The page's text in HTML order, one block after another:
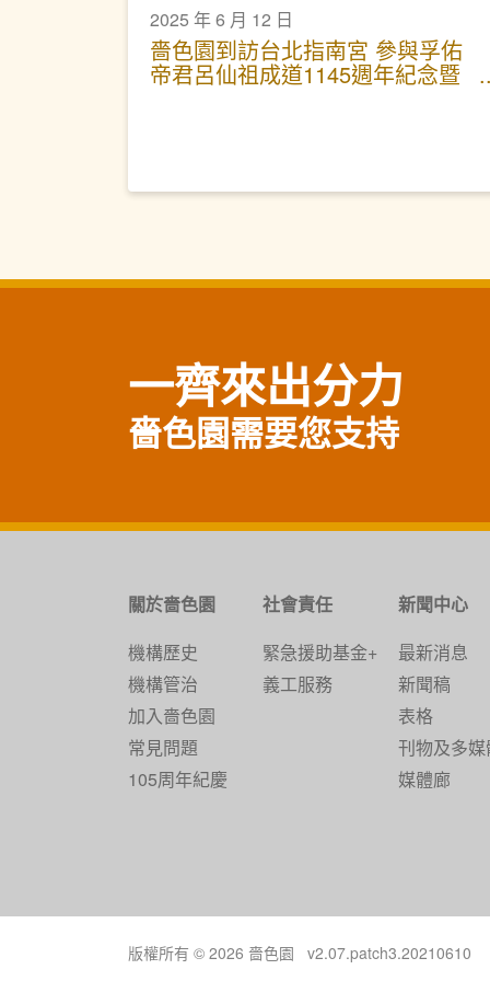
2025 年 6 月 12 日
嗇色園到訪台北指南宮 參與孚佑
帝君呂仙祖成道1145週年紀念暨
一齊來出分力
嗇色園需要您支持
關於嗇色園
機構歷史
機構管治
加入嗇色園
常見問題
105周年紀慶
社會責任
緊急援助基金+
義工服務
新聞中心
最新消息
新聞稿
表格
刊物及多媒
媒體廊
版權所有 © 2026 嗇色園 v2.07.patch3.20210610